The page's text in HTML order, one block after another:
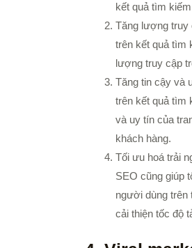
kết quả tìm
Tăng lượng truy
trên kết quả tìm
lượng truy cập
Tăng tin cậy và
trên kết quả tìm
và uy tín của
khách hàng.
Tối ưu hoá trải
SEO cũng giúp
người dùng trên
cải thiện tốc độ